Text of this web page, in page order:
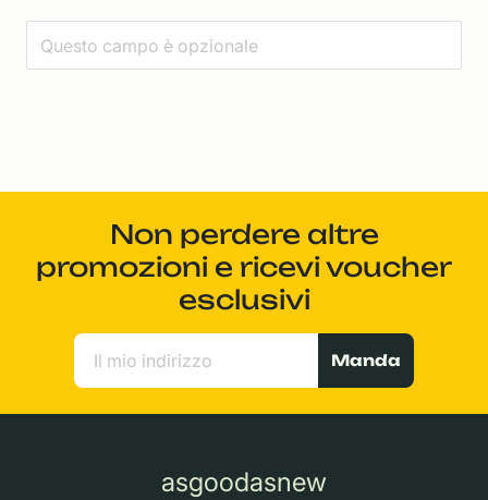
Non perdere altre
promozioni e ricevi voucher
esclusivi
Manda
asgoodasnew